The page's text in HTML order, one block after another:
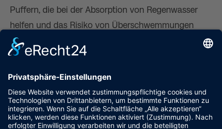
Puffern, die bei der Absorption von Regenwasser
helfen und das Risiko von Überschwemmungen
verringern.
Alltag
Wie man sich und sein